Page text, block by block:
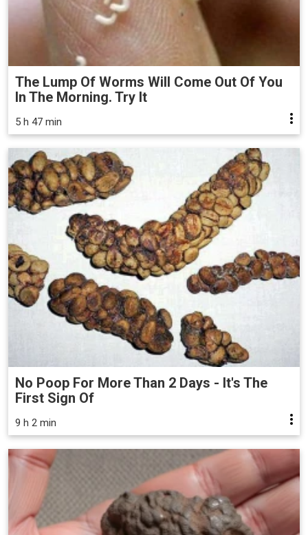
The Lump Of Worms Will Come Out Of You
In The Morning. Try It
5 h 47 min
No Poop For More Than 2 Days - It's The
First Sign Of
9 h 2 min